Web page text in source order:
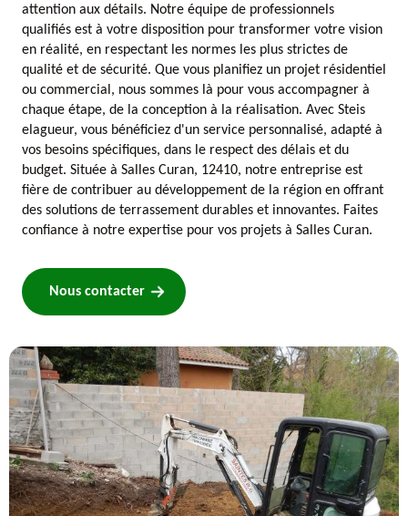
attention aux détails. Notre équipe de professionnels
qualifiés est à votre disposition pour transformer votre vision
en réalité, en respectant les normes les plus strictes de
qualité et de sécurité. Que vous planifiez un projet résidentiel
ou commercial, nous sommes là pour vous accompagner à
chaque étape, de la conception à la réalisation. Avec Steis
elagueur, vous bénéficiez d'un service personnalisé, adapté à
vos besoins spécifiques, dans le respect des délais et du
budget. Située à Salles Curan, 12410, notre entreprise est
fière de contribuer au développement de la région en offrant
des solutions de terrassement durables et innovantes. Faites
confiance à notre expertise pour vos projets à Salles Curan.
Nous contacter